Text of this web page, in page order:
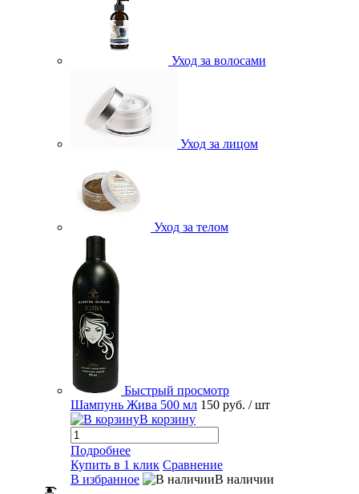
Уход за волосами
Уход за лицом
Уход за телом
Быстрый просмотр
Шампунь Жива 500 мл 150 руб. / шт
В корзину
Подробнее
Купить в 1 клик Сравнение
В избранное
В наличии